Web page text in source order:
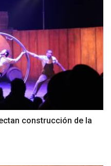
construcción de la